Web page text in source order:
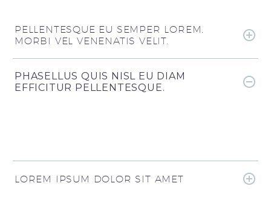
PELLENTESQUE EU SEMPER LOREM.
MORBI VEL VENENATIS VELIT.
PHASELLUS QUIS NISL EU DIAM
EFFICITUR PELLENTESQUE.
LOREM IPSUM DOLOR SIT AMET